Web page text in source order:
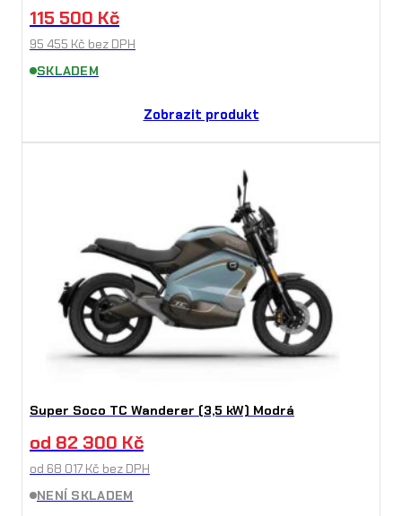
115 500 Kč
95 455 Kč bez DPH
SKLADEM
Zobrazit produkt
Super Soco TC Wanderer (3,5 kW) Modrá
od 82 300 Kč
od 68 017 Kč bez DPH
NENÍ SKLADEM